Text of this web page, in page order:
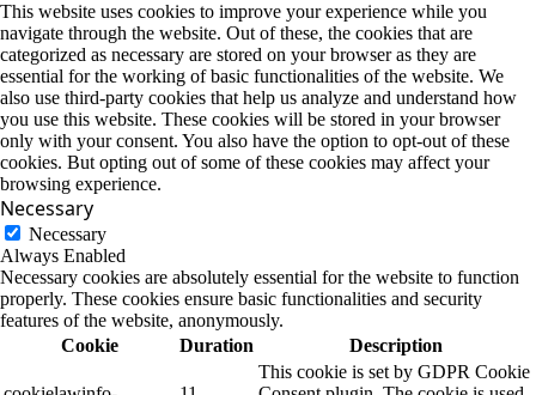
This website uses cookies to improve your experience while you
navigate through the website. Out of these, the cookies that are
categorized as necessary are stored on your browser as they are
essential for the working of basic functionalities of the website. We
also use third-party cookies that help us analyze and understand how
you use this website. These cookies will be stored in your browser
only with your consent. You also have the option to opt-out of these
cookies. But opting out of some of these cookies may affect your
browsing experience.
Necessary
Necessary
Always Enabled
Necessary cookies are absolutely essential for the website to function
properly. These cookies ensure basic functionalities and security
features of the website, anonymously.
Cookie
Duration Description
This cookie is set by GDPR Cookie